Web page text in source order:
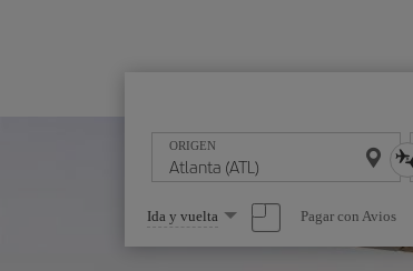
ORIGEN
Seleccione
una
opción
Ida y vuelta Pagar con Avios